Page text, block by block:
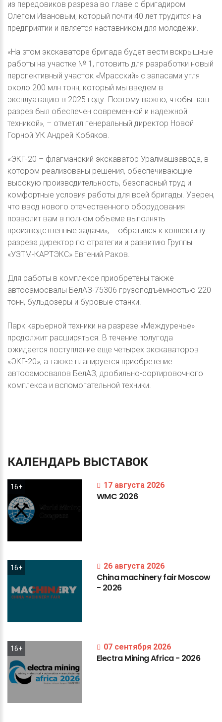
из передовиков разреза во главе с бригадиром
Олегом Ивановым, который почти 40 лет трудится на
предприятии и является наставником для молодёжи.
«На этом экскаваторе бригада будет вести вскрышные
работы на участке № 1, готовить для разработки новый
перспективный участок «Мрасский» с запасами угля
около 200 млн тонн, который мы введем в
эксплуатацию в 2025 году. Поэтому важно, чтобы наш
разрез был обеспечен современной и надежной
техникой», – отметил генеральный директор Новой
Горной УК Андрей Кобяков.
«ЭКГ-20 – флагманский экскаватор Уралмашзавода, в
котором реализованы решения, обеспечивающие
высокую производительность, безопасный труд и
комфортные условия работы для всей бригады. Уверен,
что ввод нового отечественного оборудования
позволит вам в полном объеме выполнять
производственные задачи», – обратился к коллективу
разреза директор по стратегии и развитию Группы
«УЗТМ-КАРТЭКС» Евгений Раков.
Для работы в комплексе приобретены также
автосамосвалы БелАЗ-75306 грузоподъёмностью 220
тонн, бульдозеры и буровые станки.
Парк карьерной техники на разрезе «Междуречье»
продолжит расширяться. В течение полугода
ожидается поступление еще четырех экскаваторов
«ЭКГ-20», а также планируется приобретение
автосамосвалов БелАЗ, дробильно-сортировочного
комплекса и вспомогательной техники.
КАЛЕНДАРЬ ВЫСТАВОК
16+ 17 августа 2026
WMC 2026
16+ 26 августа 2026
ChinamachineryfairMoscow
- 2026
16+ 07 сентября 2026
ElectraMiningAfrica- 2026